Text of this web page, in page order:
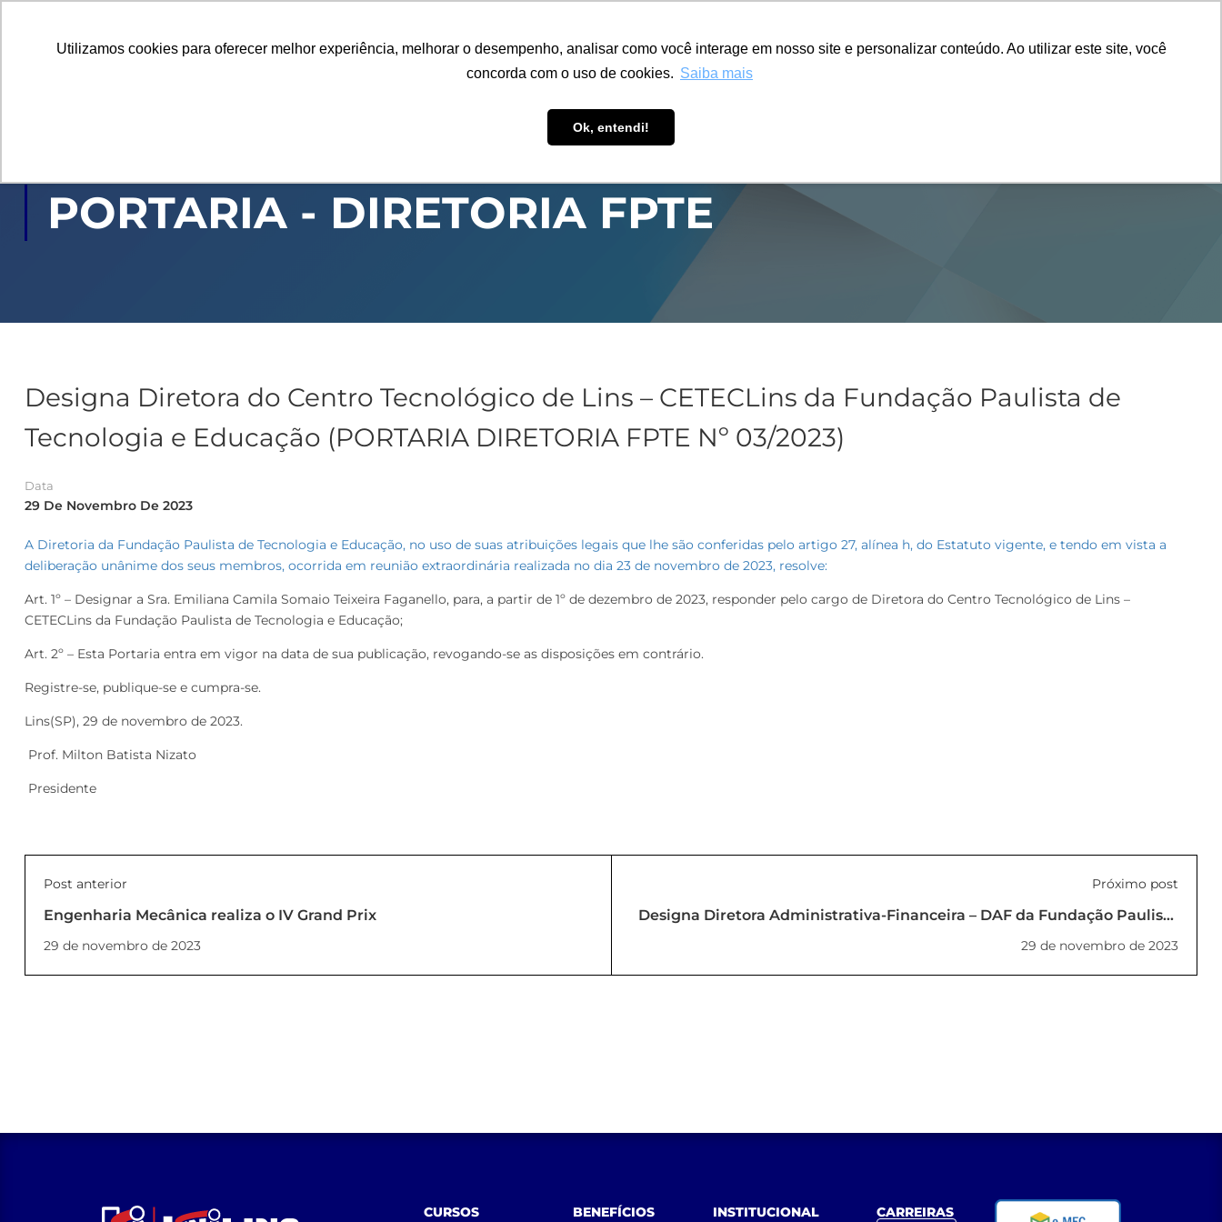
Utilizamos cookies para oferecer melhor experiência, melhorar o desempenho, analisar como você interage em nosso site e personalizar conteúdo. Ao utilizar este site, você
concorda com o uso de cookies. Saiba mais
Ok, entendi!
PÓS-GRADUAÇÃO CAPACITAÇÃO EXTENSÃO PESQUISA
PORTARIA - DIRETORIA FPTE
Designa Diretora do Centro Tecnológico de Lins – CETECLins da Fundação Paulista de
Tecnologia e Educação (PORTARIA DIRETORIA FPTE Nº 03/2023)
Data
29 De Novembro De 2023
A Diretoria da Fundação Paulista de Tecnologia e Educação, no uso de suas atribuições legais que lhe são conferidas pelo artigo 27, alínea h, do Estatuto vigente, e tendo em vista a
deliberação unânime dos seus membros, ocorrida em reunião extraordinária realizada no dia 23 de novembro de 2023, resolve:
Art. 1º – Designar a Sra. Emiliana Camila Somaio Teixeira Faganello, para, a partir de 1º de dezembro de 2023, responder pelo cargo de Diretora do Centro Tecnológico de Lins –
CETECLins da Fundação Paulista de Tecnologia e Educação;
Art. 2º – Esta Portaria entra em vigor na data de sua publicação, revogando-se as disposições em contrário.
Registre-se, publique-se e cumpra-se.
Lins(SP), 29 de novembro de 2023.
Prof. Milton Batista Nizato
Presidente
Post anterior
Engenharia Mecânica realiza o IV Grand Prix
29 de novembro de 2023
Próximo post
Designa Diretora Administrativa-Financeira – DAF da Fundação Paulista
de Tecnologia e Educação (PORTARIA DIRETORIA FPTE Nº 04/2023)
29 de novembro de 2023
CURSOS BENEFÍCIOS INSTITUCIONAL CARREIRAS